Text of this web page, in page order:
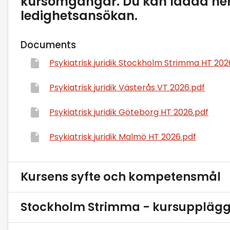
ledighetsansökan.
Documents
Psykiatrisk juridik Stockholm Strimma HT
Psykiatrisk juridik Västerås VT 2026.pdf
Psykiatrisk juridik Göteborg HT 2026.pdf
Psykiatrisk juridik Malmö HT 2026.pdf
Kursens syfte och kompetensmål
Stockholm Strimma - kursupplägg